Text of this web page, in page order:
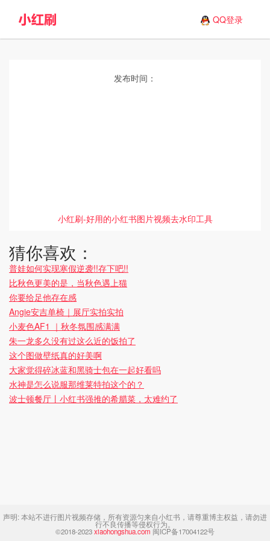
QQ登录
发布时间：
小红刷-好用的小红书图片视频去水印工具
猜你喜欢：
普娃如何实现寒假逆袭!!存下吧!!
比秋色更美的是，当秋色遇上猫
你要给足他存在感
Angie安吉单椅｜展厅实拍实拍
小麦色AF1 ｜秋冬氛围感满满
朱一龙多久没有过这么近的饭拍了
这个图做壁纸真的好美啊
大家觉得碎冰蓝和黑骑士包在一起好看吗
水神是怎么说服那维莱特拍这个的？
波士顿餐厅丨小红书强推的希腊菜，太难约了
声明:本站不进行图片视频存储，所有资源匀来自小红书，请尊重博主权益，请勿进
行不良传播等侵权行为。
©2018-2023xiaohongshua.com 闽ICP备17004122号